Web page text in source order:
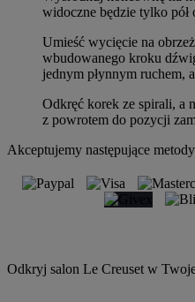
widoczne będzie tylko pół
Umieść wycięcie na
wbudowanego kroku
jednym płynnym ruchem,
Odkręć korek ze spirali, a
z powrotem do pozycji
Akceptujemy następujące metody
Odkryj salon Le Creuset w